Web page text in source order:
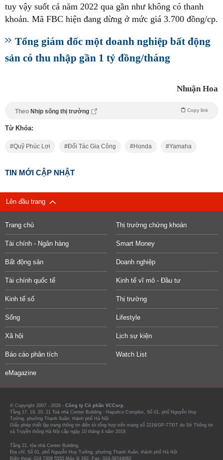
tuy vậy suốt cả năm 2022 qua gần như không có thanh
khoản. Mã FBC hiện đang dừng ở mức giá 3.700 đồng/cp.
Tổng giám đốc một doanh nghiệp bất động
sản có thu nhập gần 1 tỷ đồng/tháng
Nhuận Hoa
Theo Nhịp sống thị trường Copy link
Từ Khóa:
Quỹ Phúc Lợi Đối Tác Gia Công Honda Yamaha
TIN MỚI CẬP NHẬT
Lên đầu trang
Trang chủ Thị trường chứng khoán
Tài chính - Ngân hàng Smart Money
Bất động sản Doanh nghiệp
Tài chính quốc tế Kinh tế vĩ mô - Đầu tư
Kinh tế số Thị trường
Sống Lifestyle
Xã hội Lịch sự kiện
Báo cáo phân tích Watch List
eMagazine
© Copyright 2007 - 2026 - Công ty Cổ phần VCCorp.
Tầng 17, 19, 20, 21 Toà nhà Center Building - Hapulico Complex, Số 01, phố Nguyễn Huy
Tưởng, phường Thanh Xuân, thành phố Hà Nội
Giấy phép thiết lập trang thông tin điện tử tổng hợp trên mạng số 2216/GP-TTĐT do Sở Thông tin
và Truyền thông Hà Nội cấp ngày 10 tháng 4 năm 2019.
Tầng 21, tòa nhà Center Building.
Địa chỉ: Số 01, phố Nguyễn Huy Tưởng, phường Thanh Xuân, thành phố Hà Nội
Điện thoại: 024 7309 5555 Máy lẻ 292. Fax: 024-39744082